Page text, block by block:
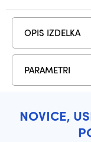
OPIS IZDELKA
PARAMETRI
NOVICE,